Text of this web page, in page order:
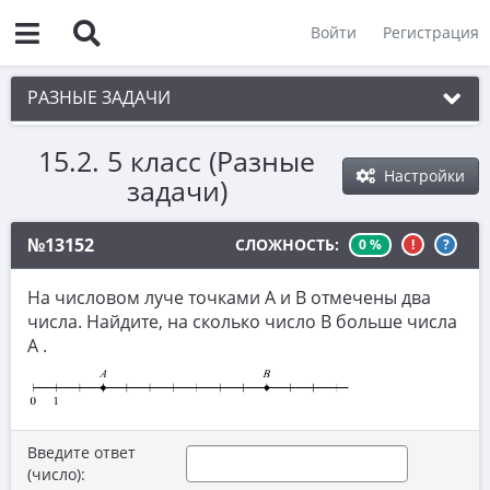
Войти Регистрация
РАЗНЫЕ ЗАДАЧИ
1. Чётность
2. Делимость
3. Игры
5. Текстовые задачи
6. Вычисления
7. Уравнения
8. Планиметрия
9. Стереометрия
Настройки
15.2. 5 класс (Разные
задачи)
№13152 СЛОЖНОСТЬ: 0 % ! ?
На числовом луче точками А и В отмечены два
числа. Найдите, на сколько число В больше числа
А .
Введите ответ
(число):